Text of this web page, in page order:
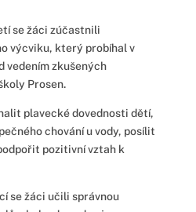
se žáci zúčastnili
výcviku, který probíhal v
vedením zkušených
Prosen.
plavecké dovednosti dětí,
chování u vody, posílit
pozitivní vztah k
se žáci učili správnou